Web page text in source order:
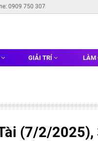
0909 750 307
GIẢI TRÍ LÀM
(7/2/2025),